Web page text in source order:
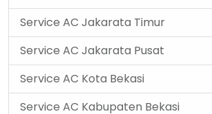
Service AC Jakarata Timur
Service AC Jakarata Pusat
Service AC Kota Bekasi
Service AC Kabupaten Bekasi